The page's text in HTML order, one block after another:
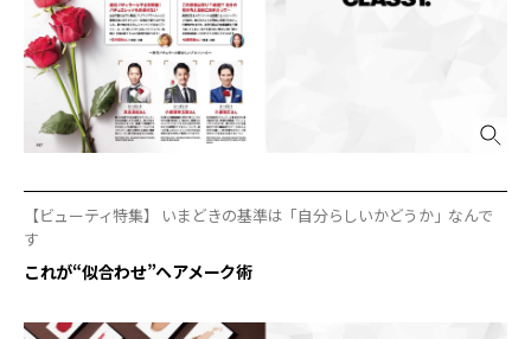
【ビューティ特集】 いまどきの基準は「自分らしいかどうか」なんで
す
これが“似合わせ”ヘアメーク術